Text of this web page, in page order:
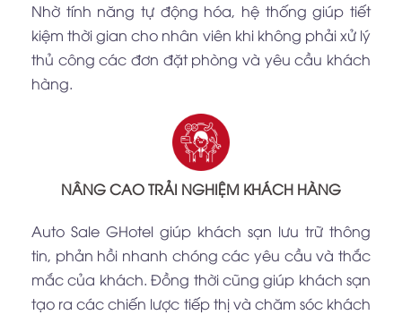
Nhờ tính năng tự động hóa, hệ thống giúp tiết
kiệm thời gian cho nhân viên khi không phải xử lý
thủ công các đơn đặt phòng và yêu cầu khách
hàng.
NÂNG CAO TRẢI NGHIỆM KHÁCH HÀNG
Auto Sale GHotel giúp khách sạn lưu trữ thông
tin, phản hồi nhanh chóng các yêu cầu và thắc
mắc của khách. Đồng thời cũng giúp khách sạn
tạo ra các chiến lược tiếp thị và chăm sóc khách